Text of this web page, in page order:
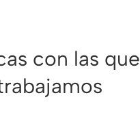
con las que